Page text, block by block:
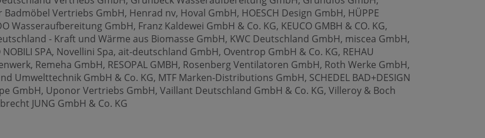
Vertriebs GmbH, Henrad nv, Hoval GmbH, HOESCH Design GmbH, HÜPPE
Wasseraufbereitung GmbH, Franz Kaldewei GmbH & Co. KG, KEUCO GMBH & CO. KG,
- Kraft und Wärme aus Biomasse GmbH, KWC Deutschland GmbH, miscea GmbH,
NOBILI SPA, Novellini Spa, ait-deutschland GmbH, Oventrop GmbH & Co. KG, REHAU
Remeha GmbH, RESOPAL GMBH, Rosenberg Ventilatoren GmbH, Roth Werke GmbH,
Umwelttechnik GmbH & Co. KG, MTF Marken-Distributions GmbH, SCHEDEL BAD+DESIGN
GmbH, Uponor Vertriebs GmbH, Vaillant Deutschland GmbH & Co. KG, Villeroy & Boch
JUNG GmbH & Co. KG